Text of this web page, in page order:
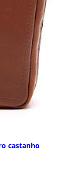
castanho